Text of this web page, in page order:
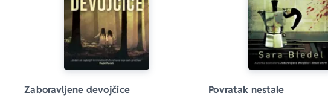
Zaboravljene devojčice Povratak nestale